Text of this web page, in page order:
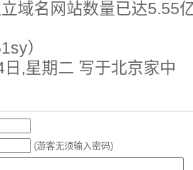
域名网站数量已达5.55
）
,‎星期二 写于北京家中
(游客无须输入密码)